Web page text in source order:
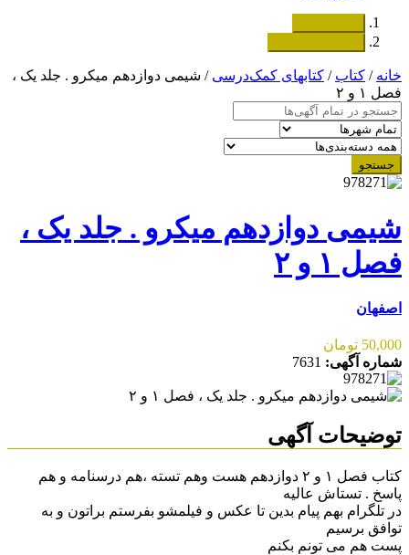
خانه/ کتاب/ کتابهای کمک‌درسی / شیمی دوازدهم میکرو . جلد یک ،
فصل ۱ و ۲
جستجو
شیمی دوازدهم میکرو . جلد یک ،
فصل ۱ و ۲
اصفهان
50,000 تومان
شماره آگهی: 7631
توضیحات آگهی
کتاب فصل ۱ و ۲ دوازدهم هست وهم تسته ،هم درسنامه و هم
پاسخ . تستاش عالیه
در تلگرام بهم پیام بدین تا عکس و فیلمشو بفرستم براتون و به
توافق برسیم
پست هم می تونم بکنم